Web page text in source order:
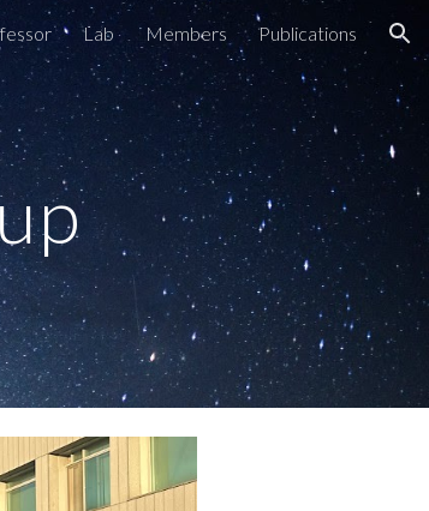
Lab Members Publications